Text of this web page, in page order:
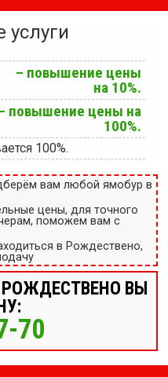
– повышение цены
на 10%.
повышение цены на
100%.
100%.
вам любой ямобур в
цены, для точного
поможем вам с
в Рождествено,
ВЫ
70